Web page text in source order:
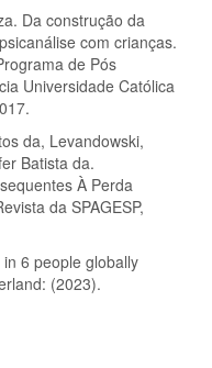
Da construção da
com crianças.
de Pós
Universidade Católica
da, Levandowski,
Batista da.
À Perda
da SPAGESP,
6 people globally
(2023).